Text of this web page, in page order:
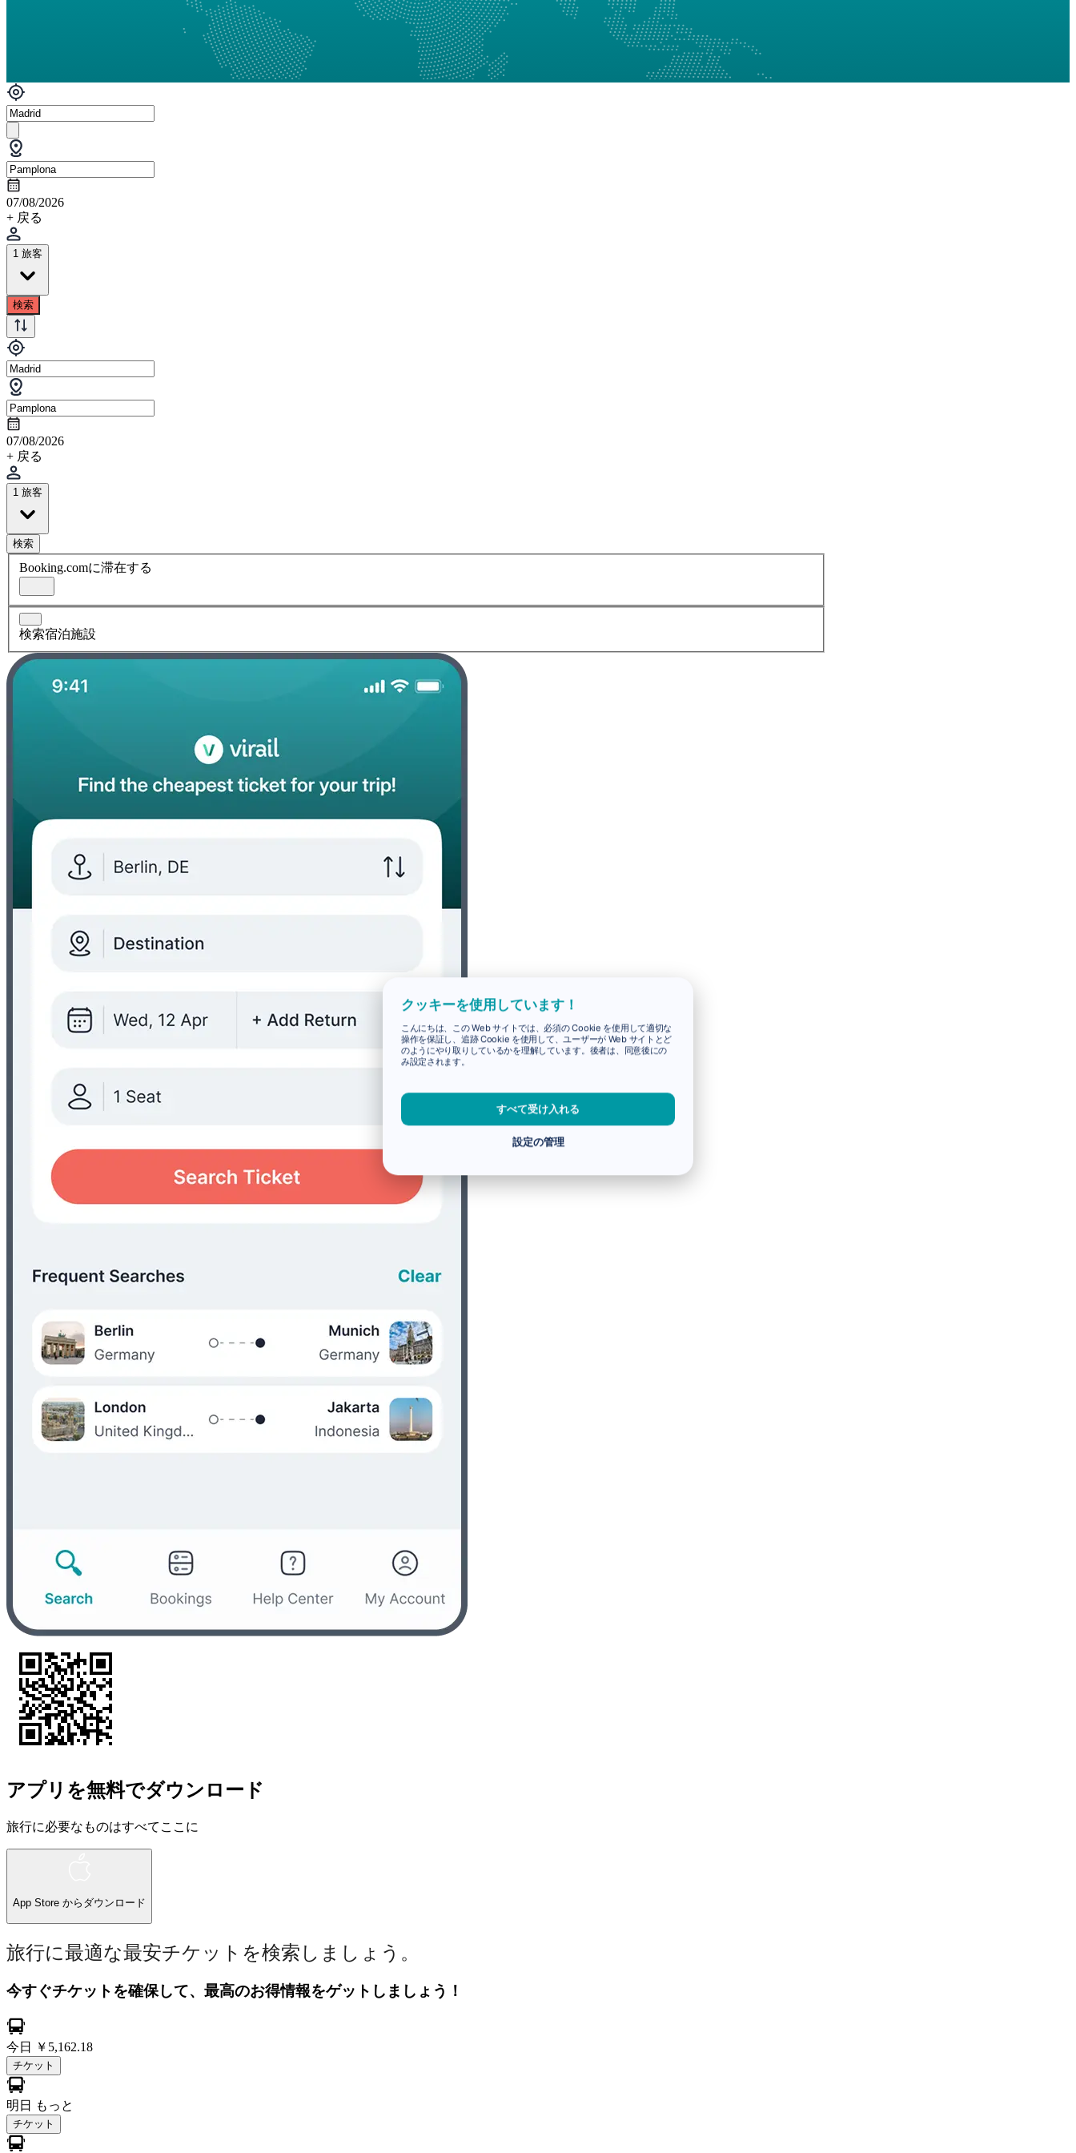
07/08/2026
+ 戻る
1 旅客
検索
07/08/2026
+ 戻る
1 旅客
検索
Booking.comに滞在する
検索宿泊施設
アプリを無料でダウンロード
旅行に必要なものはすべてここに
App Store からダウンロード
旅行に最適な最安チケットを検索しましょう。
今すぐチケットを確保して、最高のお得情報をゲットしましょう！
今日 ￥5,162.18
チケット
明日 もっと
チケット
クッキーを使用しています！
こんにちは、この Web サイトでは、必須の Cookie を使用して適切な
操作を保証し、追跡 Cookie を使用して、ユーザーが Web サイトとど
のようにやり取りしているかを理解しています。後者は、同意後にの
み設定されます。
すべて受け入れる
設定の管理